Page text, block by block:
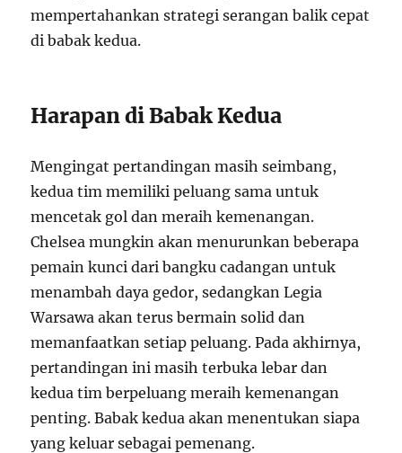
mempertahankan strategi serangan balik cepat
di babak kedua.
Harapan di Babak Kedua
Mengingat pertandingan masih seimbang,
kedua tim memiliki peluang sama untuk
mencetak gol dan meraih kemenangan.
Chelsea mungkin akan menurunkan beberapa
pemain kunci dari bangku cadangan untuk
menambah daya gedor, sedangkan Legia
Warsawa akan terus bermain solid dan
memanfaatkan setiap peluang. Pada akhirnya,
pertandingan ini masih terbuka lebar dan
kedua tim berpeluang meraih kemenangan
penting. Babak kedua akan menentukan siapa
yang keluar sebagai pemenang.